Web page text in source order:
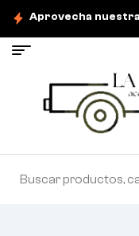
Aprovecha